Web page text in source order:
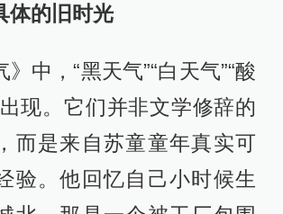
体的旧时光
中，“黑天气”“白天气”“酸
现。它们并非文学修辞的
而是来自苏童童年真实可
验。他回忆自己小时候生